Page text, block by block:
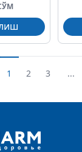
1 2 3 ...